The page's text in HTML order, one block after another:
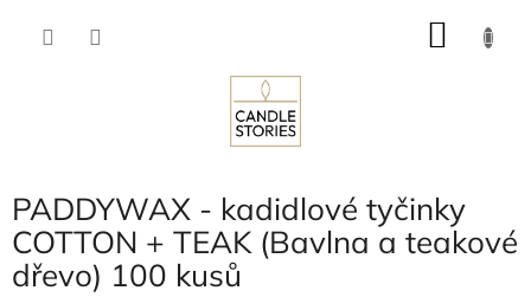
PADDYWAX - kadidlové tyčinky
COTTON + TEAK (Bavlna a teakové
dřevo) 100 kusů